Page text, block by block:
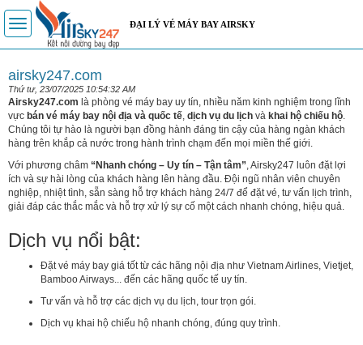
Toggle
navigation
ĐẠI LÝ VÉ MÁY BAY AIRSKY
airsky247.com
Thứ tư, 23/07/2025 10:54:32 AM
Airsky247.com là phòng vé máy bay uy tín, nhiều năm kinh nghiệm trong lĩnh
vực bán vé máy bay nội địa và quốc tế, dịch vụ du lịch và khai hộ chiếu hộ.
Chúng tôi tự hào là người bạn đồng hành đáng tin cậy của hàng ngàn khách
hàng trên khắp cả nước trong hành trình chạm đến mọi miền thế giới.
Với phương châm “Nhanh chóng – Uy tín – Tận tâm”, Airsky247 luôn đặt lợi
ích và sự hài lòng của khách hàng lên hàng đầu. Đội ngũ nhân viên chuyên
nghiệp, nhiệt tình, sẵn sàng hỗ trợ khách hàng 24/7 để đặt vé, tư vấn lịch trình,
giải đáp các thắc mắc và hỗ trợ xử lý sự cố một cách nhanh chóng, hiệu quả.
Dịch vụ nổi bật:
Đặt vé máy bay giá tốt từ các hãng nội địa như Vietnam Airlines, Vietjet,
Bamboo Airways... đến các hãng quốc tế uy tín.
Tư vấn và hỗ trợ các dịch vụ du lịch, tour trọn gói.
Dịch vụ khai hộ chiếu hộ nhanh chóng, đúng quy trình.